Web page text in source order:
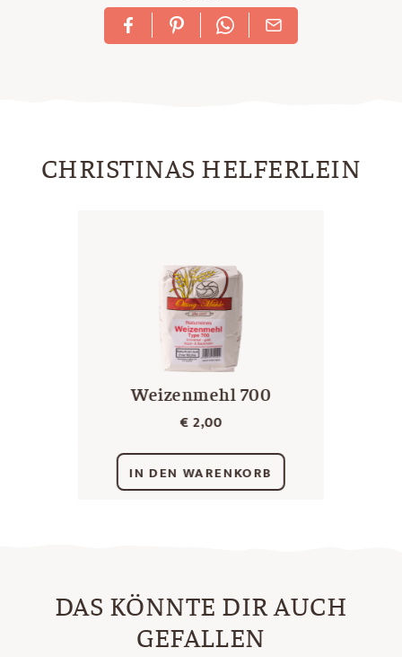
CHRISTINAS HELFERLEIN
Weizenmehl 700
€2,00
IN DEN WARENKORB
DAS KÖNNTE DIR AUCH
GEFALLEN